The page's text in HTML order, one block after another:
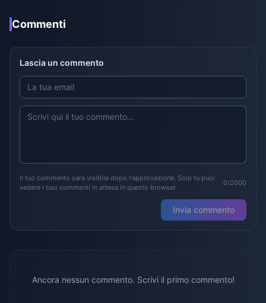
Commenti
Lascia un commento
Il tuo commento sarà visibile dopo l'approvazione. Solo tu puoi
vedere i tuoi commenti in attesa in questo browser.
0/2000
Invia commento
Ancora nessun commento. Scrivi il primo commento!